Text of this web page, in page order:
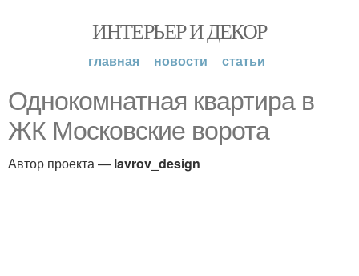
ИНТЕРЬЕР И ДЕКОР
главная новости статьи
Однокомнатная квартира в
ЖК Московские ворота
Автор проекта — lavrov_design